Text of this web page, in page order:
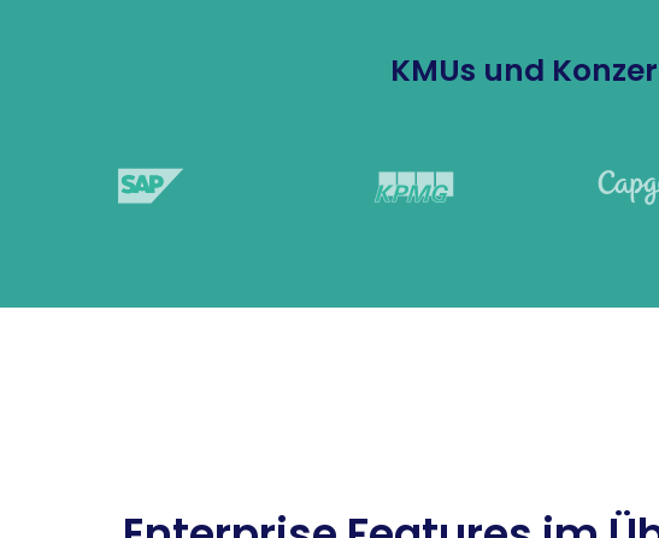
KMUs und